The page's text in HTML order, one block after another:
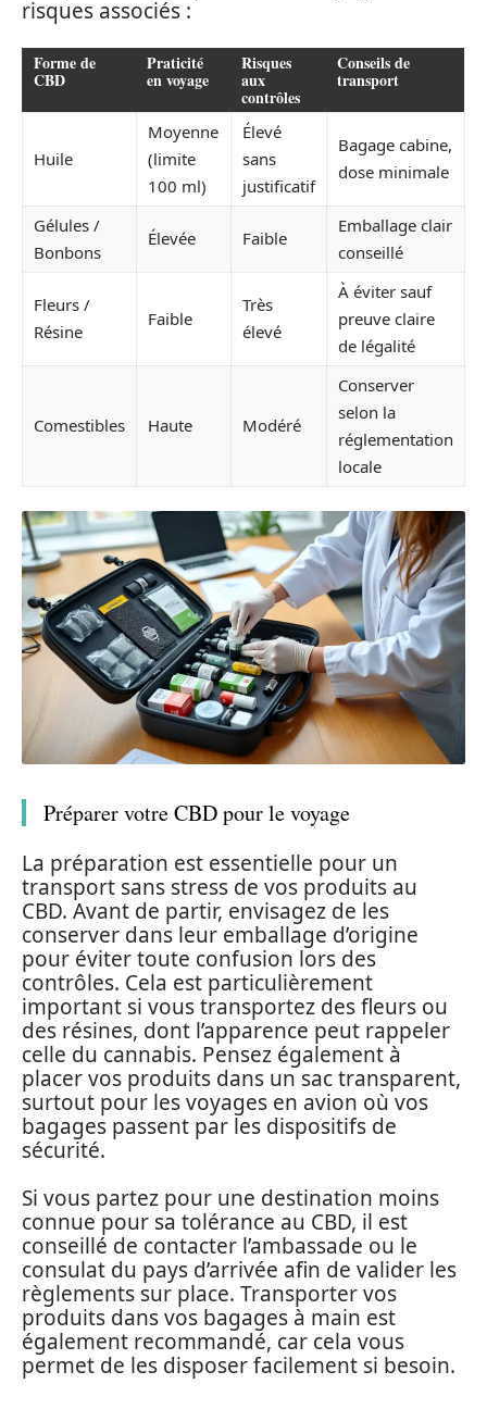
risques associés :
Forme de
CBD
Praticité
en voyage
Risques
aux
contrôles
Conseils de
transport
Huile
Moyenne
(limite
100 ml)
Élevé
sans
justificatif
Bagage cabine,
dose minimale
Gélules /
Bonbons
Élevée Faible
Emballage clair
conseillé
Fleurs /
Résine
Faible
Très
élevé
À éviter sauf
preuve claire
de légalité
Comestibles Haute Modéré
Conserver
selon la
réglementation
locale
Préparer votre CBD pour le voyage
La préparation est essentielle pour un
transport sans stress de vos produits au
CBD. Avant de partir, envisagez de les
conserver dans leur emballage d’origine
pour éviter toute confusion lors des
contrôles. Cela est particulièrement
important si vous transportez des fleurs ou
des résines, dont l’apparence peut rappeler
celle du cannabis. Pensez également à
placer vos produits dans un sac transparent,
surtout pour les voyages en avion où vos
bagages passent par les dispositifs de
sécurité.
Si vous partez pour une destination moins
connue pour sa tolérance au CBD, il est
conseillé de contacter l’ambassade ou le
consulat du pays d’arrivée afin de valider les
règlements sur place. Transporter vos
produits dans vos bagages à main est
également recommandé, car cela vous
permet de les disposer facilement si besoin.